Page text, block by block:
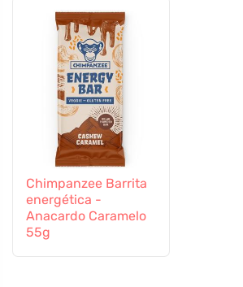
Chimpanzee Barrita
energética -
Anacardo Caramelo
55g